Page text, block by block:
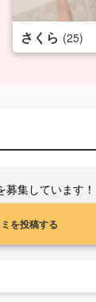
さくら (25)
集しています！
を投稿する